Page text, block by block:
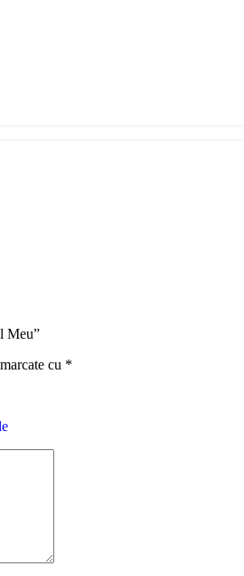
Meu”
cu *